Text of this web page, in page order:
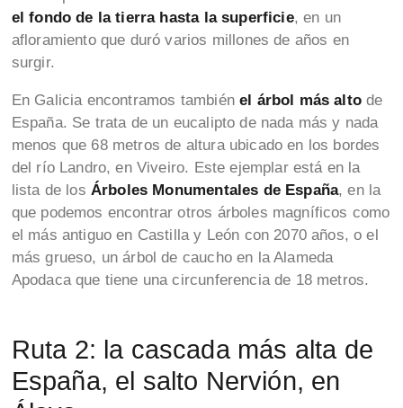
el fondo de la tierra hasta la superficie, en un
afloramiento que duró varios millones de años en
surgir.
En Galicia encontramos tambiénel árbol más altode
España. Se trata de un eucalipto de nada más y nada
menos que 68 metros de altura ubicado en los bordes
del río Landro, en Viveiro. Este ejemplar está en la
lista de los Árboles Monumentales de España, en la
que podemos encontrar otros árboles magníficos como
el más antiguo en Castilla y León con 2070 años, o el
más grueso, un árbol de caucho en la Alameda
Apodaca que tiene una circunferencia de 18 metros.
Ruta 2: la cascada más alta de
España, el salto Nervión, en